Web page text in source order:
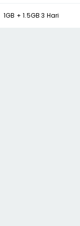
1GB + 1.5GB 3 Hari